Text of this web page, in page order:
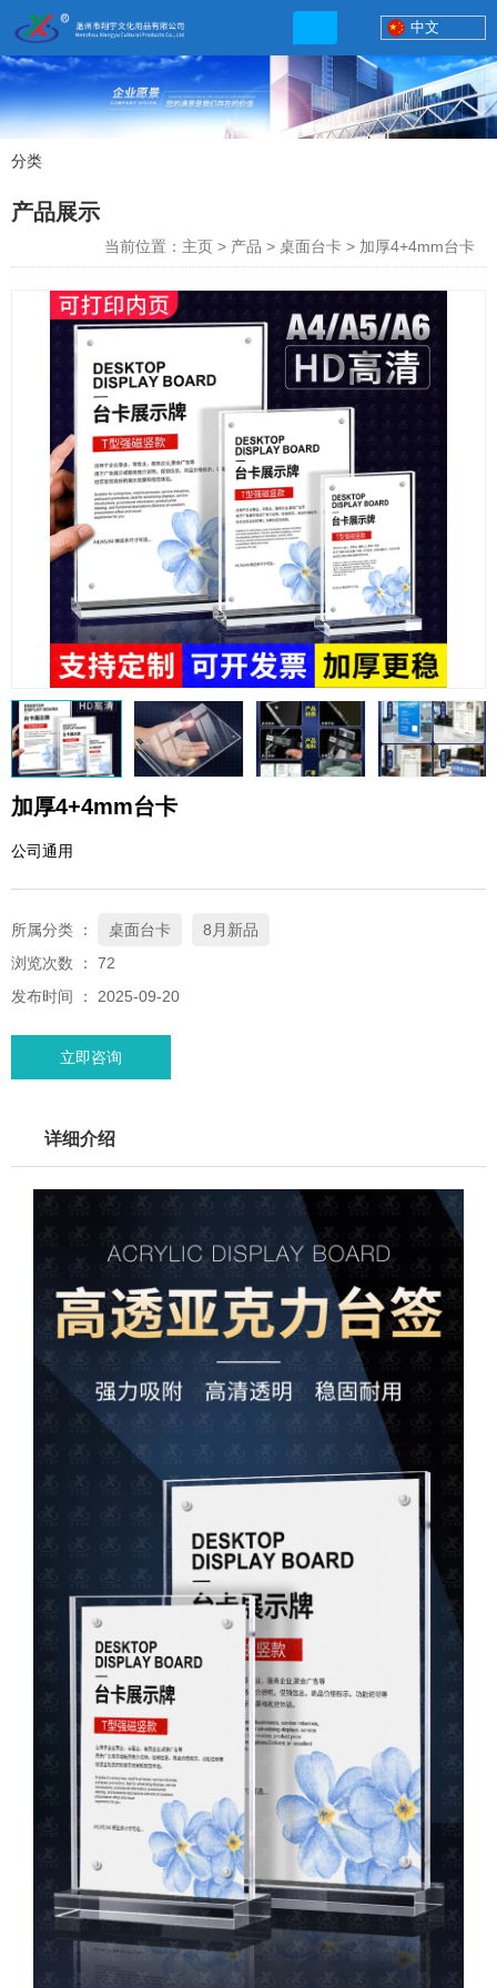
联系电话
http://xybp.tmall.com http://wzxybp.1688.com
QQ邮箱
xybp@qq.com
中文
分类
产品展示
当前位置：主页 > 产品 > 桌面台卡 > 加厚4+4mm台卡
加厚4+4mm台卡
公司通用
所属分类 ： 桌面台卡
8月新品
浏览次数 ： 72
发布时间 ： 2025-09-20
立即咨询
详细介绍